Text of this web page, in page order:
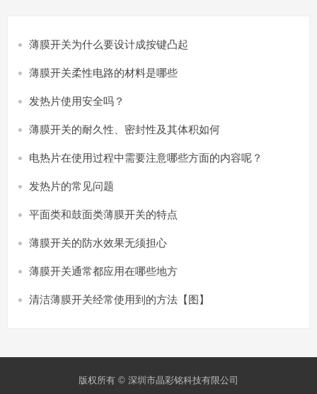
薄膜开关为什么要设计成按键凸起
薄膜开关柔性电路的材料是哪些
发热片使用安全吗？
薄膜开关的耐久性、密封性及其体积如何
电热片在使用过程中需要注意哪些方面的内容呢？
发热片的常见问题
平面类和鼓面类薄膜开关的特点
薄膜开关的防水效果无须担心
薄膜开关通常都应用在哪些地方
清洁薄膜开关经常使用到的方法【图】
版权所有 © 深圳市晶彩铭科技有限公司